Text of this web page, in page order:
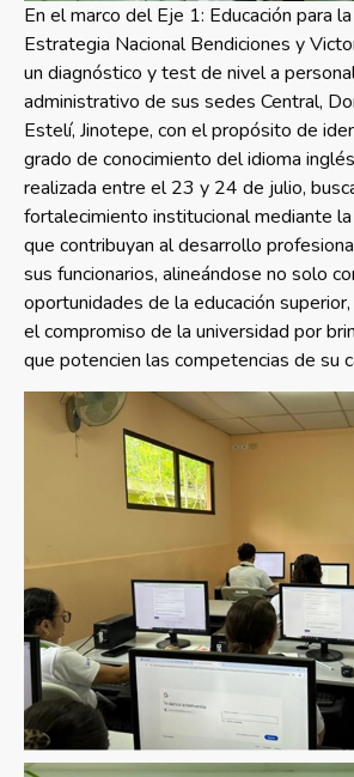
En el marco del Eje 1: Educación para
Estrategia Nacional Bendiciones y
un diagnóstico y test de nivel a
administrativo de sus sedes Central,
Estelí, Jinotepe, con el propósito de
grado de conocimiento del idioma
realizada entre el 23 y 24 de julio,
fortalecimiento institucional mediante
que contribuyan al desarrollo
sus funcionarios, alineándose no solo
oportunidades de la educación
el compromiso de la universidad por
que potencien las competencias de su